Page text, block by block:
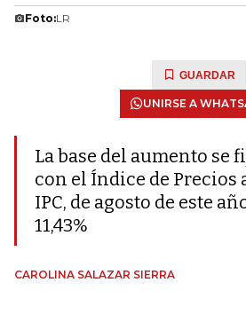
Foto:LR
GUARDAR
UNIRSE A
La base del aumento se
con el Índice de Precios
IPC, de agosto de este
11,43%
CAROLINA SALAZAR SIERRA